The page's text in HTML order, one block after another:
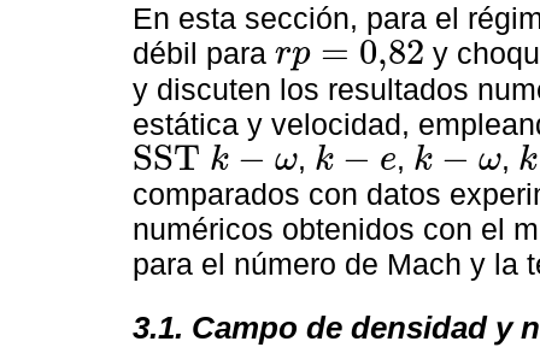
En esta sección, para el
débil para rp = 0,82
rp =0,82
y
y discuten los resultados
estática y velocidad,
SST k − ω
SST k -ω , k − e
k-e , k − ω
k-ω , k
k-k
comparados con datos
numéricos obtenidos con el
para el número de Mach y la
3.1. Campo de densidad y